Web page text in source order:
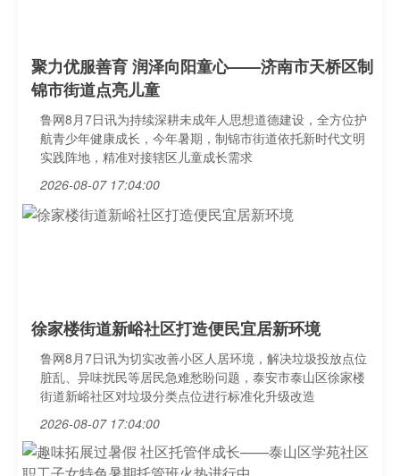
聚力优服善育 润泽向阳童心——济南市天桥区制
锦市街道点亮儿童
鲁网8月7日讯为持续深耕未成年人思想道德建设，全方位护
航青少年健康成长，今年暑期，制锦市街道依托新时代文明
实践阵地，精准对接辖区儿童成长需求
2026-08-07 17:04:00
徐家楼街道新峪社区打造便民宜居新环境
鲁网8月7日讯为切实改善小区人居环境，解决垃圾投放点位
脏乱、异味扰民等居民急难愁盼问题，泰安市泰山区徐家楼
街道新峪社区对垃圾分类点位进行标准化升级改造
2026-08-07 17:04:00